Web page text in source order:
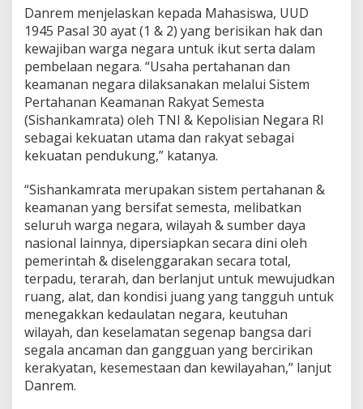
U
m
u
m
M
a
h
a
i
s
a
U
n
i
v
e
r
s
i
t
a
s
I
Danrem menjelaskan kepada Mahasiswa, UUD
1945 Pasal 30 ayat (1 & 2) yang berisikan hak dan
kewajiban warga negara untuk ikut serta dalam
pembelaan negara. “Usaha pertahanan dan
keamanan negara dilaksanakan melalui Sistem
Pertahanan Keamanan Rakyat Semesta
(Sishankamrata) oleh TNI & Kepolisian Negara RI
sebagai kekuatan utama dan rakyat sebagai
kekuatan pendukung,” katanya.
“Sishankamrata merupakan sistem pertahanan &
keamanan yang bersifat semesta, melibatkan
seluruh warga negara, wilayah & sumber daya
nasional lainnya, dipersiapkan secara dini oleh
pemerintah & diselenggarakan secara total,
terpadu, terarah, dan berlanjut untuk mewujudkan
ruang, alat, dan kondisi juang yang tangguh untuk
menegakkan kedaulatan negara, keutuhan
wilayah, dan keselamatan segenap bangsa dari
segala ancaman dan gangguan yang bercirikan
kerakyatan, kesemestaan dan kewilayahan,” lanjut
Danrem.